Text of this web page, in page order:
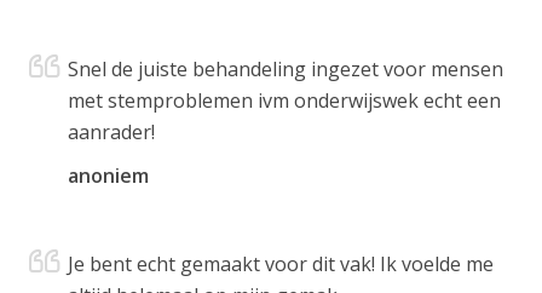
Snel de juiste behandeling ingezet voor mensen
met stemproblemen ivm onderwijswek echt een
aanrader!
anoniem
Je bent echt gemaakt voor dit vak! Ik voelde me